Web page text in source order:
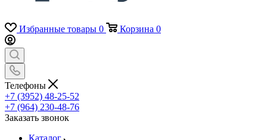
Избранные товары 0 Корзина 0
Телефоны
+7 (3952) 48-25-52
+7 (964) 230-48-76
Заказать звонок
Каталог